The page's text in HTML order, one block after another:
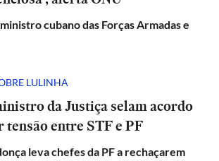
cubano das Forças Armadas e
LULINHA
da Justiça selam acordo
entre STF e PF
leva chefes da PF a rechaçarem